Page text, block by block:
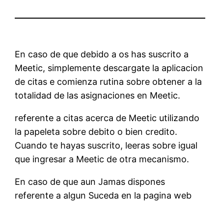
En caso de que debido a os has suscrito a
Meetic, simplemente descargate la aplicacion
de citas e comienza rutina sobre obtener a la
totalidad de las asignaciones en Meetic.
referente a citas acerca de Meetic utilizando
la papeleta sobre debito o bien credito.
Cuando te hayas suscrito, leeras sobre igual
que ingresar a Meetic de otra mecanismo.
En caso de que aun Jamas dispones
referente a algun Suceda en la pagina web